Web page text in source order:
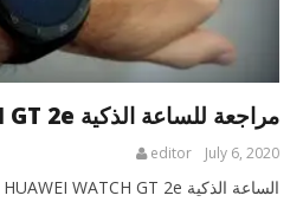
مراجعة للساعة الذكية HUAWEI WATCH GT 2e
July 6, 2020
editor